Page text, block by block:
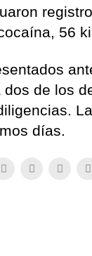
56
dos de los
días.